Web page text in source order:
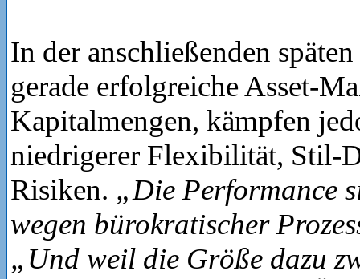
In der anschließenden
gerade erfolgreiche Asset-
Kapitalmengen, kämpfen
niedrigerer Flexibilität, Stil-
Risiken. „Die Performance
wegen bürokratischer
„Und weil die Größe dazu